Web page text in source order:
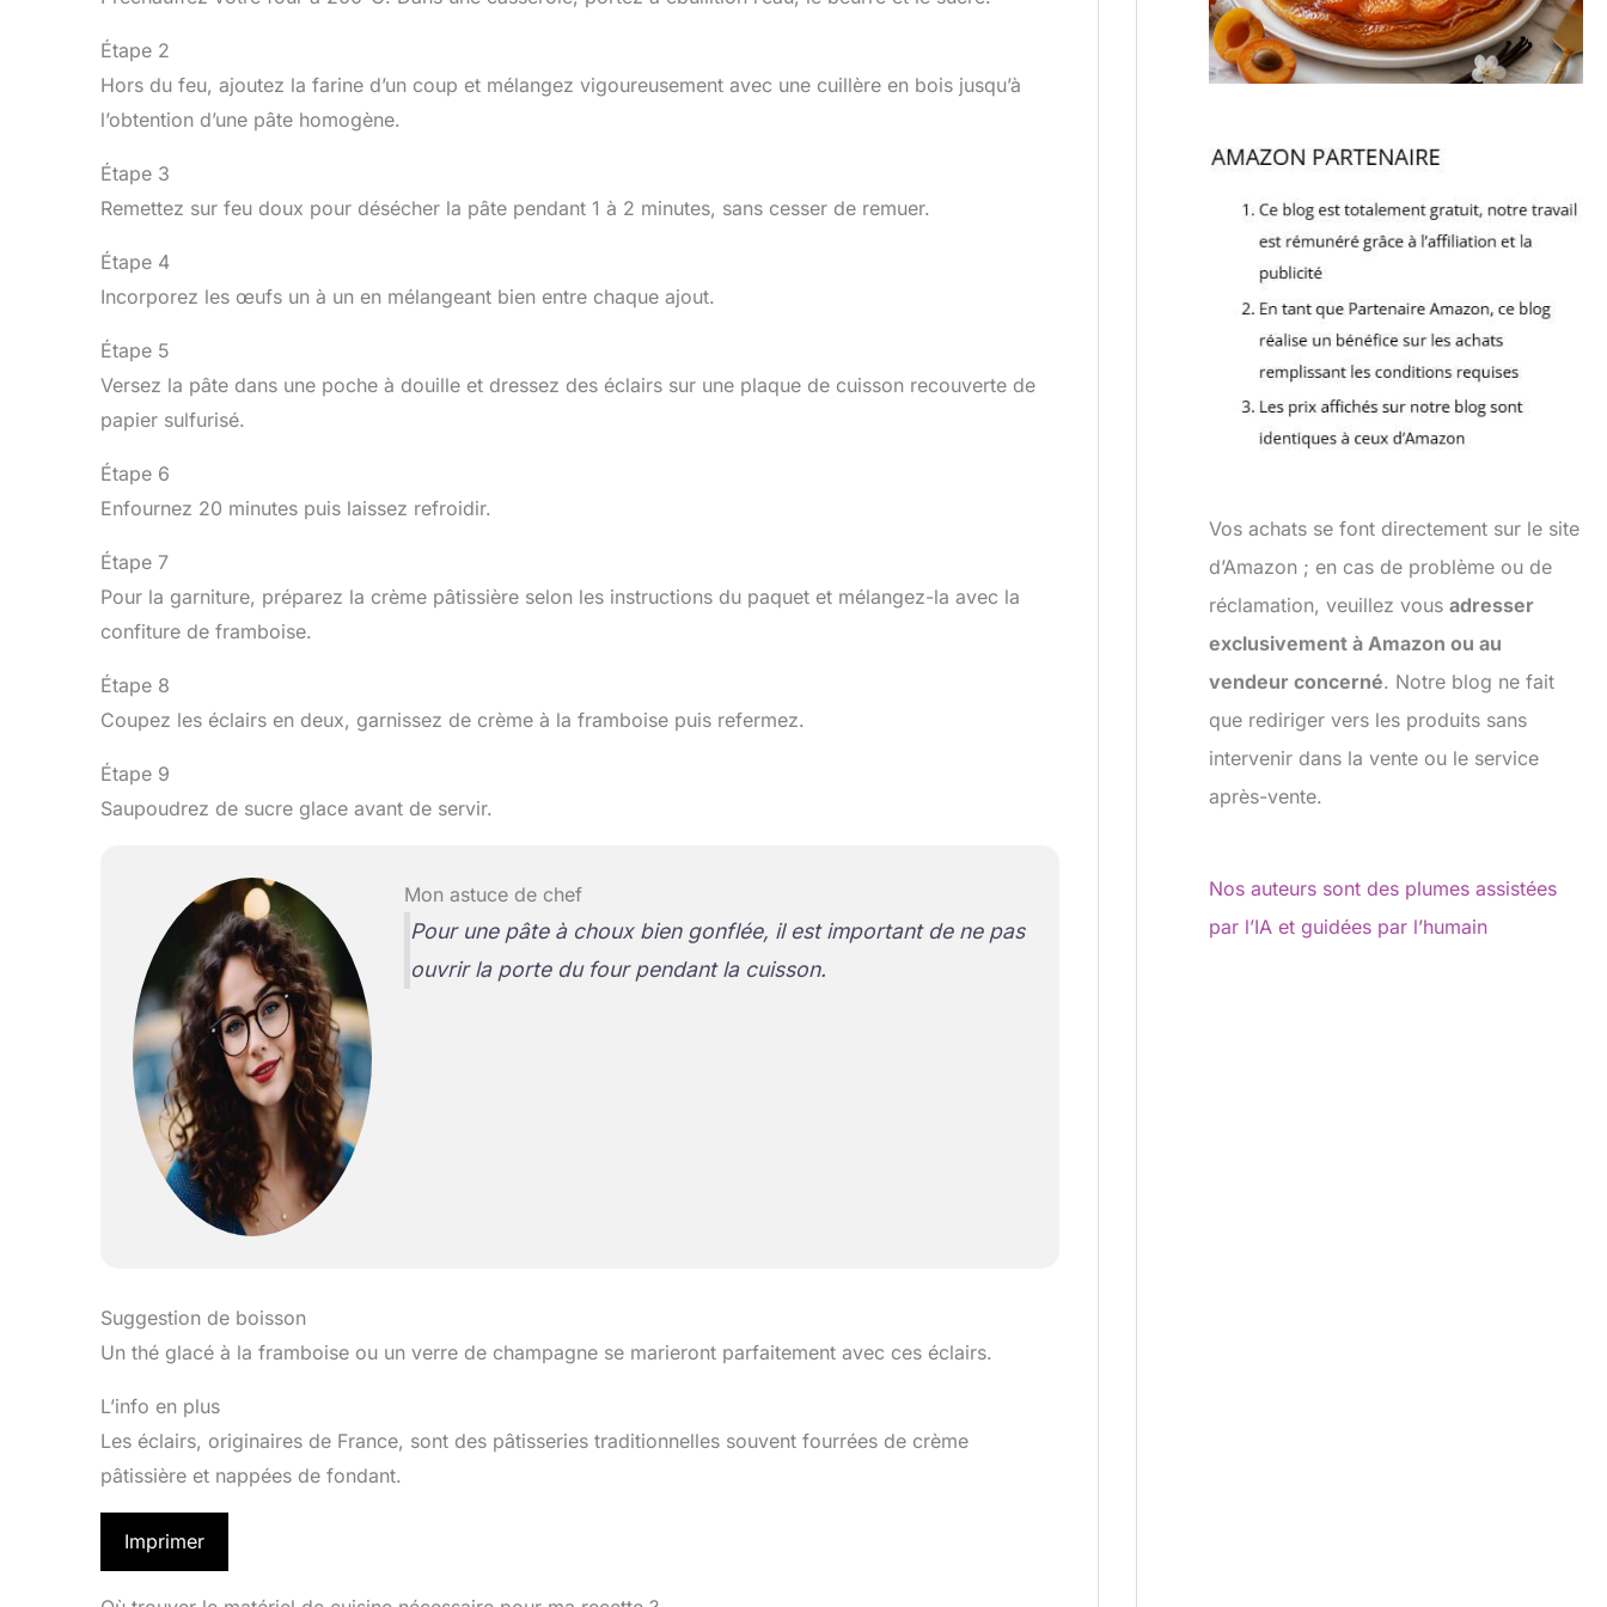
Étape 2
Hors du feu, ajoutez la farine d’un coup et mélangez vigoureusement avec une cuillère en bois jusqu’à
l’obtention d’une pâte homogène.
Étape 3
Remettez sur feu doux pour désécher la pâte pendant 1 à 2 minutes, sans cesser de remuer.
Étape 4
Incorporez les œufs un à un en mélangeant bien entre chaque ajout.
Étape 5
Versez la pâte dans une poche à douille et dressez des éclairs sur une plaque de cuisson recouverte de
papier sulfurisé.
Étape 6
Enfournez 20 minutes puis laissez refroidir.
Étape 7
Pour la garniture, préparez la crème pâtissière selon les instructions du paquet et mélangez-la avec la
confiture de framboise.
Étape 8
Coupez les éclairs en deux, garnissez de crème à la framboise puis refermez.
Étape 9
Saupoudrez de sucre glace avant de servir.
Mon astuce de chef
Pour une pâte à choux bien gonflée, il est important de ne pas
ouvrir la porte du four pendant la cuisson.
Suggestion de boisson
Un thé glacé à la framboise ou un verre de champagne se marieront parfaitement avec ces éclairs.
L’info en plus
Les éclairs, originaires de France, sont des pâtisseries traditionnelles souvent fourrées de crème
pâtissière et nappées de fondant.
Imprimer
Vos achats se font directement sur le site
d’Amazon ; en cas de problème ou de
réclamation, veuillez vousadresser
exclusivement à Amazon ou au
vendeur concerné. Notre blog ne fait
que rediriger vers les produits sans
intervenir dans la vente ou le service
après-vente.
Nos auteurs sont des plumes assistées
par l’IA et guidées par l’humain